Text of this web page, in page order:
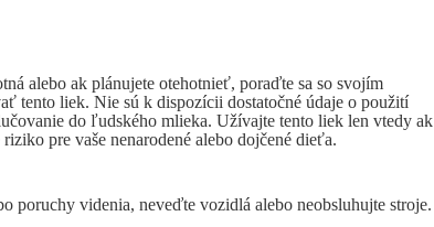
alebo ak plánujete otehotnieť, poraďte sa so svojím
tento liek. Nie sú k dispozícii dostatočné údaje o použití
do ľudského mlieka. Užívajte tento liek len vtedy ak
pre vaše nenarodené alebo dojčené dieťa.
poruchy videnia, neveďte vozidlá alebo neobsluhujte stroje.